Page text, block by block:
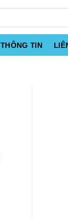
THÔNG TIN